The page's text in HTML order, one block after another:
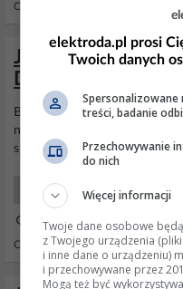
Odpowiedzi: 11 Wyświetleń: 1479
Jak przywrócić
DS8A5SH XAA2
Będzie problem ze
nagrywarkę bo ta to dość
sprzęt.
Laptopy Hardware
17 Maj 2012 15:21
Odpowiedzi: 4 Wyświetleń: 3460
elektroda.pl prosi
Twoich danych
treści, badanie
Przechowywanie
do nich
Więcej informacji
Twoje dane osobowe
z Twojego urządzenia
i inne dane o urządzeniu)
i przechowywane przez
Mogą też być